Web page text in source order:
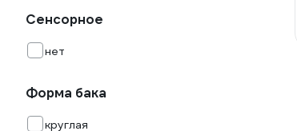
Сенсорное
нет
Форма бака
круглая